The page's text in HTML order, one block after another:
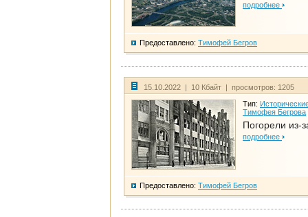
подробнее
Предоставлено: Тимофей Бегров
15.10.2022 | 10 Кбайт | просмотров: 1205
Тип:
Тимофея Бегрова
Погорели из-
подробнее
Предоставлено: Тимофей Бегров